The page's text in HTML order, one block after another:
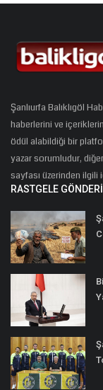
Şanlıurfa Balıklıgöl
haberlerini ve
ödül alabildiği bir
yazar sorumludur,
sayfası üzerinden
RASTGELE